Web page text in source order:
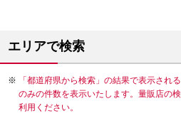
エリアで検索
「都道府県から検索」の結果で表示され
のみの件数を表示いたします。量販店の
利用ください。